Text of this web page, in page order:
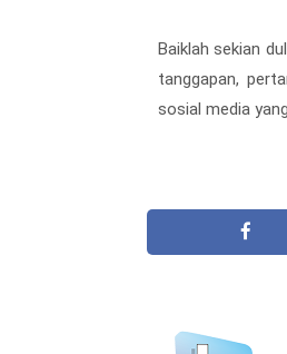
Baiklah sekian
tanggapan,
sosial media